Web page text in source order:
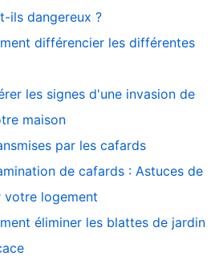
ils dangereux ?
différencier les différentes
les signes d'une invasion de
maison
par les cafards
de cafards : Astuces de
votre logement
éliminer les blattes de jardin